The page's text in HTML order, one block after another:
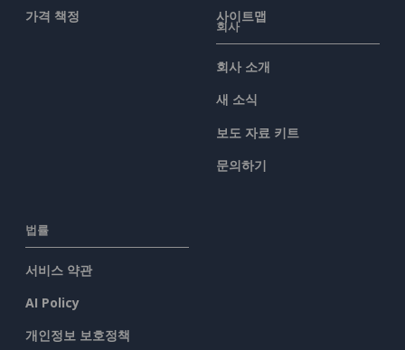
가격 책정
사이트맵
회사
회사 소개
새 소식
보도 자료 키트
문의하기
법률
서비스 약관
AI Policy
개인정보 보호정책